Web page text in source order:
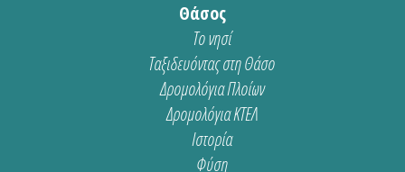
Θάσος
Το νησί
Ταξιδευόντας στη Θάσο
Δρομολόγια Πλοίων
Δρομολόγια ΚΤΕΛ
Ιστορία
Φύση